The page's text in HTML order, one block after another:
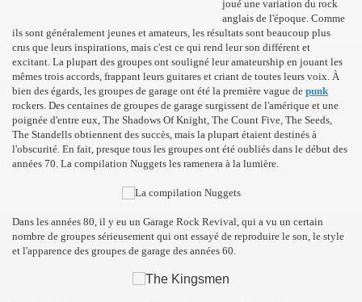
joué une variation du rock
anglais de l'époque. Comme
ils sont généralement jeunes et amateurs, les résultats sont beaucoup plus
crus que leurs inspirations, mais c'est ce qui rend leur son différent et
excitant. La plupart des groupes ont souligné leur amateurship en jouant les
mêmes trois accords, frappant leurs guitares et criant de toutes leurs voix. À
bien des égards, les groupes de garage ont été la première vague de punk
rockers. Des centaines de groupes de garage surgissent de l'amérique et une
poignée d'entre eux, The Shadows Of Knight, The Count Five, The Seeds,
The Standells obtiennent des succès, mais la plupart étaient destinés à
l'obscurité. En fait, presque tous les groupes ont été oubliés dans le début des
années 70. La compilation Nuggets les ramenera à la lumière.
Dans les années 80, il y eu un Garage Rock Revival, qui a vu un certain
nombre de groupes sérieusement qui ont essayé de reproduire le son, le style
et l'apparence des groupes de garage des années 60.